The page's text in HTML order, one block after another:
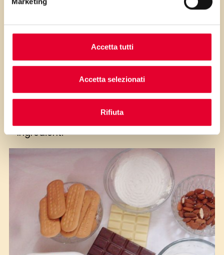
Accetta tutti
Accetta selezionati
Rifiuta
...poi clicca sui numeri a lato per scorrere
i passaggi della ricetta.
Ingredienti